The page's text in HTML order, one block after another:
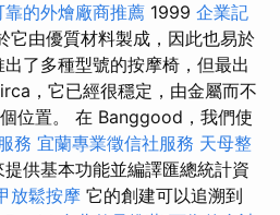
靠的外燴廠商推薦 1999 企業記
它由優質材料製成，因此也易於
了多種型號的按摩椅，但最出
，它已經很穩定，由金屬而不
位置。 在 Banggood，我們使
務 宜蘭專業徵信社服務 天母整
供基本功能並編譯匯總統計資
放鬆按摩 它的創建可以追溯到